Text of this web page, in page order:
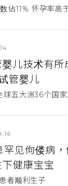
佔11% 怀孕率高
儿技术有所
管婴儿
五大洲36个国
见佝偻病
健康宝宝
者顺利生子